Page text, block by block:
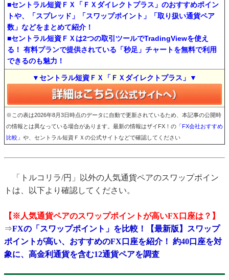
■セントラル短資ＦＸ「ＦＸダイレクトプラス」のおすすめポイン
トや、「スプレッド」「スワップポイント」「取り扱い通貨ペア
数」などをまとめて紹介！
■セントラル短資ＦＸは2つの取引ツールでTradingViewを使え
る！ 有料プランで提供されている「秒足」チャートを無料で利用
できるのも魅力！
▼セントラル短資ＦＸ「ＦＸダイレクトプラス」▼
※この表は2026年8月3日時点のデータに自動で更新されているため、本記事の公開時
の情報とは異なっている場合があります。最新の情報はザイFX！の 「FX会社おすすめ
比較」 や、セントラル短資ＦＸの公式サイトなどで確認してください
「トルコリラ/円」以外の人気通貨ペアのスワップポイン
トは、以下より確認してください。
【※人気通貨ペアのスワップポイントが高いFX口座は？】
⇒FXの「スワップポイント」を比較！【最新版】スワップ
ポイントが高い、おすすめのFX口座を紹介！ 約40口座を対
象に、高金利通貨を含む12通貨ペアを調査